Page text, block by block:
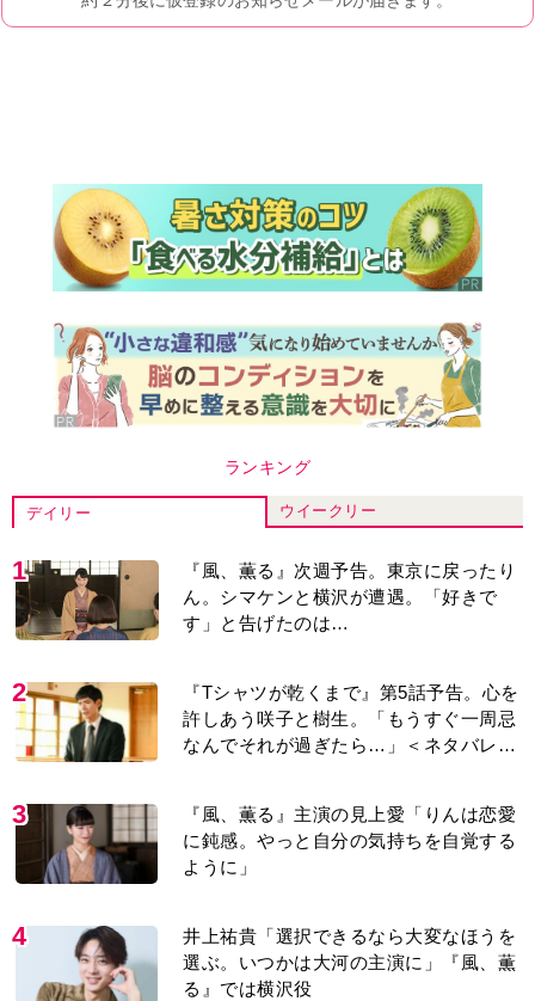
ランキング
デイリー ウイークリー
1
『風、薫る』次週予告。東京に戻ったり
ん。シマケンと横沢が遭遇。「好きで
す」と告げたのは…
2
『Tシャツが乾くまで』第5話予告。心を
許しあう咲子と樹生。「もうすぐ一周忌
なんでそれが過ぎたら…」＜ネタバレあ
3
『風、薫る』主演の見上愛「りんは恋愛
に鈍感。やっと自分の気持ちを自覚する
ように」
4
井上祐貴「選択できるなら大変なほうを
選ぶ。いつかは大河の主演に」『風、薫
る』では横沢役